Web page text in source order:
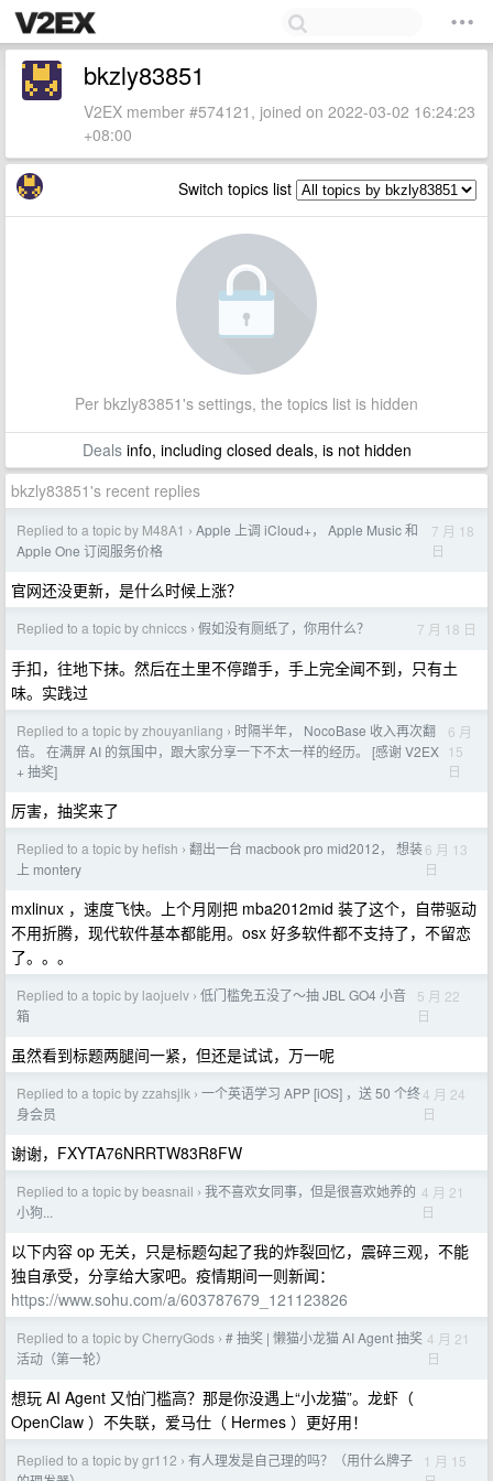
bkzly83851
V2EX member #574121, joined on 2022-03-02 16:24:23
+08:00
Switch topics list
Per bkzly83851's settings, the topics list is hidden
Dealsinfo, including closed deals, is not hidden
bkzly83851's recent replies
Replied to a topic by M48A1 › Apple 上调 iCloud+， Apple Music 和
Apple One 订阅服务价格
7 月 18
日
官网还没更新，是什么时候上涨？
Replied to a topic by chniccs › 假如没有厕纸了，你用什么？ 7 月 18 日
手扣，往地下抹。然后在土里不停蹭手，手上完全闻不到，只有土
味。实践过
Replied to a topic by zhouyanliang › 时隔半年， NocoBase 收入再次翻
倍。 在满屏 AI 的氛围中，跟大家分享一下不太一样的经历。 [感谢 V2EX
+ 抽奖]
6 月
15
日
厉害，抽奖来了
Replied to a topic by hefish › 翻出一台 macbook pro mid2012， 想装
上 montery
6 月 13
日
mxlinux ，速度飞快。上个月刚把 mba2012mid 装了这个，自带驱动
不用折腾，现代软件基本都能用。osx 好多软件都不支持了，不留恋
了。。。
Replied to a topic by laojuelv › 低门槛免五没了～抽 JBL GO4 小音
箱
5 月 22
日
虽然看到标题两腿间一紧，但还是试试，万一呢
Replied to a topic by zzahsjlk › 一个英语学习 APP [iOS] ，送 50 个终
身会员
4 月 24
日
谢谢，FXYTA76NRRTW83R8FW
Replied to a topic by beasnail › 我不喜欢女同事，但是很喜欢她养的
小狗...
4 月 21
日
以下内容 op 无关，只是标题勾起了我的炸裂回忆，震碎三观，不能
独自承受，分享给大家吧。疫情期间一则新闻：
https://www.sohu.com/a/603787679_121123826
Replied to a topic by CherryGods › # 抽奖 | 懒猫小龙猫 AI Agent 抽奖
活动（第一轮）
4 月 21
日
想玩 AI Agent 又怕门槛高？那是你没遇上“小龙猫”。龙虾（
OpenClaw ）不失联，爱马仕（ Hermes ）更好用！
Replied to a topic by gr112 › 有人理发是自己理的吗？（用什么牌子
1 月 15